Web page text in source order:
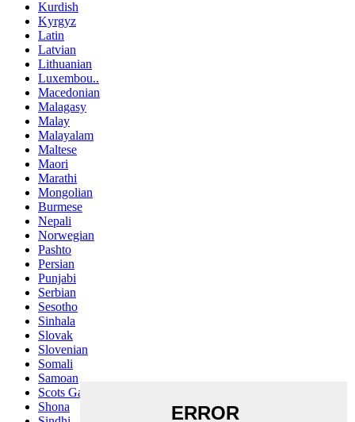
Kurdish
Kyrgyz
Latin
Latvian
Lithuanian
Luxembou..
Macedonian
Malagasy
Malay
Malayalam
Maltese
Maori
Marathi
Mongolian
Burmese
Nepali
Norwegian
Pashto
Persian
Punjabi
Serbian
Sesotho
Sinhala
Slovak
Slovenian
Somali
Samoan
Scots Gaelic
Shona